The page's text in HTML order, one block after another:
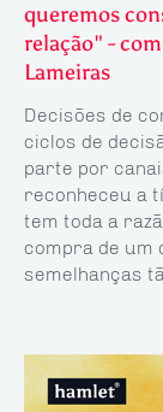
queremos
relação" - com
Lameiras
Decisões de
ciclos de
parte por
reconheceu a
tem toda a
compra de um
semelhanças